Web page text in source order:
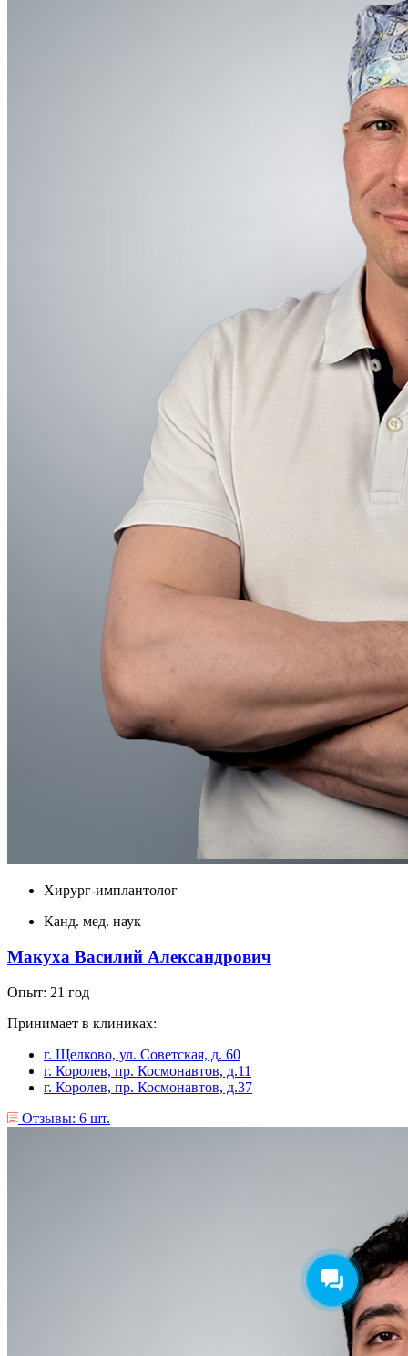
Хирург-имплантолог
Канд. мед. наук
Макуха Василий Александрович
Опыт: 21 год
Принимает в клиниках:
г. Щелково, ул. Советская, д. 60
г. Королев, пр. Космонавтов, д.11
г. Королев, пр. Космонавтов, д.37
Отзывы: 6 шт.